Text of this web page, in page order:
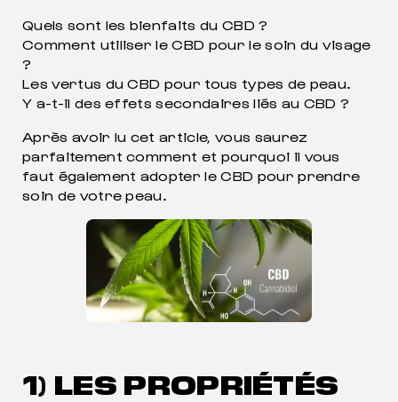
Quels sont les bienfaits du CBD ?
Comment utiliser le CBD pour le soin du visage
?
Les vertus du CBD pour tous types de peau.
Y a-t-il des effets secondaires liés au CBD ?
Après avoir lu cet article, vous saurez
parfaitement comment et pourquoi il vous
faut également adopter le CBD pour prendre
soin de votre peau.
1) LES PROPRIÉTÉS